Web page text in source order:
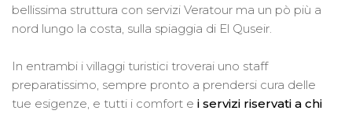
bellissima struttura con servizi Veratour ma un pò più a
nord lungo la costa, sulla spiaggia di El Quseir.
In entrambi i villaggi turistici troverai uno staff
preparatissimo, sempre pronto a prendersi cura delle
tue esigenze, e tutti i comfort e i servizi riservati a chi